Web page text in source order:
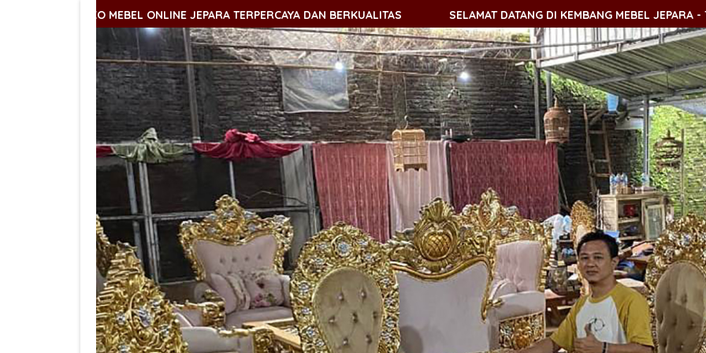
ONLINE JEPARA TERPERCAYA DAN BERKUALITAS SELAMAT DATANG DI KEMBANG MEBEL JEPARA - TOKO MEBEL ONLINE
ONLINE JEPARA TERPERCAYA DAN BERKUALITAS SELAMAT DATANG DI KEMBANG MEBEL JEPARA - TOKO MEBEL ONLINE
ONLINE JEPARA TERPERCAYA DAN BERKUALITAS SELAMAT DATANG DI KEMBANG MEBEL JEPARA - TOKO MEBEL ONLINE